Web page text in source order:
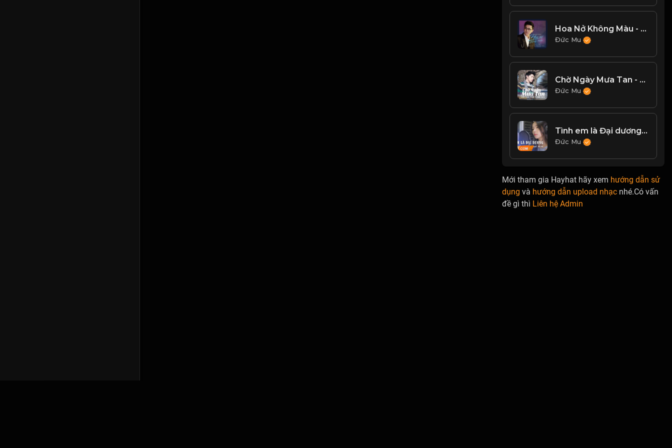
Hoa Nở Không Màu - Hoài Lâm (Acoustic Version)
Đức Mu
Chờ Ngày Mưa Tan - Noo Phước Thịnh, Tonny Việt
Đức Mu
Tình em là Đại dương - Nhi Nhi Cover
Đức Mu
Mới tham gia Hayhat hãy xem hướng dẫn sử
dụng và hướng dẫn upload nhạc nhé.Có vấn
đề gì thì Liên hệ Admin